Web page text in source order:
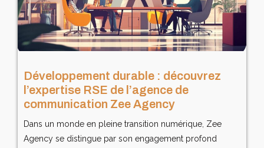
Développement durable : découvrez
l’expertise RSE de l’agence de
communication Zee Agency
Dans un monde en pleine transition numérique, Zee
Agency se distingue par son engagement profond